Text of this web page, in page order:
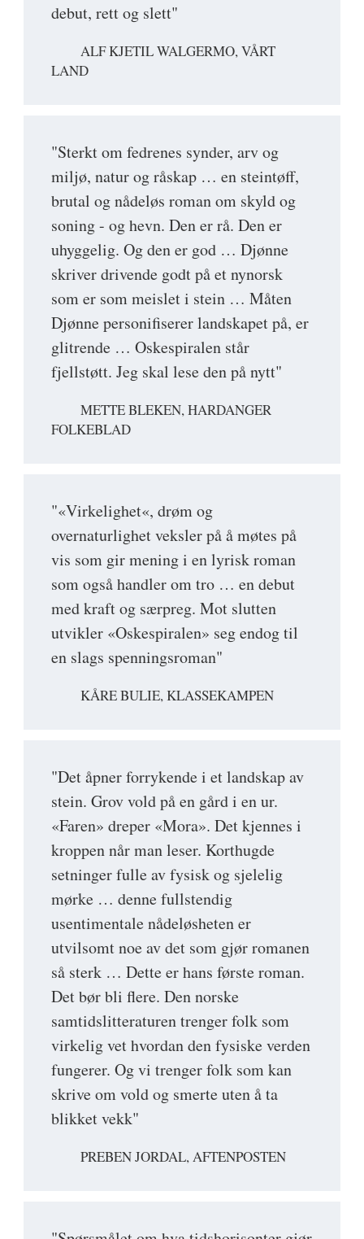
debut, rett og slett"
ALF KJETIL WALGERMO, VÅRT
LAND
"Sterkt om fedrenes synder, arv og
miljø, natur og råskap … en steintøff,
brutal og nådeløs roman om skyld og
soning - og hevn. Den er rå. Den er
uhyggelig. Og den er god … Djønne
skriver drivende godt på et nynorsk
som er som meislet i stein … Måten
Djønne personifiserer landskapet på, er
glitrende … Oskespiralen står
fjellstøtt. Jeg skal lese den på nytt"
METTE BLEKEN, HARDANGER
FOLKEBLAD
"«Virkelighet«, drøm og
overnaturlighet veksler på å møtes på
vis som gir mening i en lyrisk roman
som også handler om tro … en debut
med kraft og særpreg. Mot slutten
utvikler «Oskespiralen» seg endog til
en slags spenningsroman"
KÅRE BULIE, KLASSEKAMPEN
"Det åpner forrykende i et landskap av
stein. Grov vold på en gård i en ur.
«Faren» dreper «Mora». Det kjennes i
kroppen når man leser. Korthugde
setninger fulle av fysisk og sjelelig
mørke … denne fullstendig
usentimentale nådeløsheten er
utvilsomt noe av det som gjør romanen
så sterk … Dette er hans første roman.
Det bør bli flere. Den norske
samtidslitteraturen trenger folk som
virkelig vet hvordan den fysiske verden
fungerer. Og vi trenger folk som kan
skrive om vold og smerte uten å ta
blikket vekk"
PREBEN JORDAL, AFTENPOSTEN